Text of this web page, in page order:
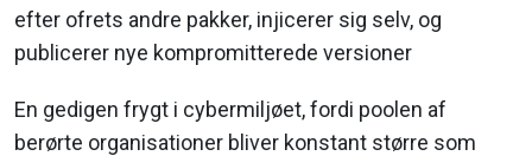
efter ofrets andre pakker, injicerer sig selv, og
publicerer nye kompromitterede versioner
En gedigen frygt i cybermiljøet, fordi poolen af
berørte organisationer bliver konstant større som